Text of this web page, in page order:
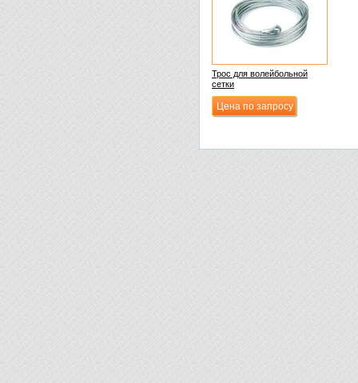
Трос для волейбольной
сетки
Цена по запросу